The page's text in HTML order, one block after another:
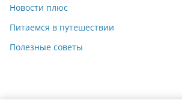
Новости плюс
Питаемся в путешествии
Полезные советы